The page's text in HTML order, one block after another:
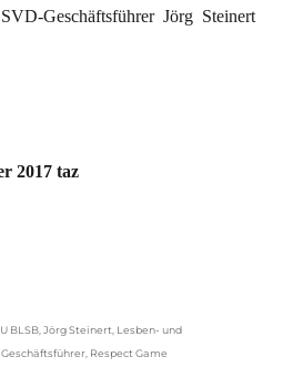
Geschäftsführer Jörg Steinert
2017 taz
BLSB ,Jörg Steinert Lesben- und
Geschäftsführer Respect Game